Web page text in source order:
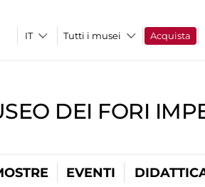
Tutti i musei Acquista
DEI FORI
EVENTI